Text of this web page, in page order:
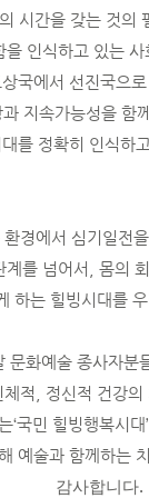
시간을 갖는 것의
인식하고 있는
국에서 선진국으
속가능성을 함
를 정확히 인식하
경에서 심기일전
계를 넘어서, 몸의
하는 힐빙시대를
문화예술 종사자
적, 정신적 건강
‘국민 힐빙행복시
예술과 함께하는
감사합니다.